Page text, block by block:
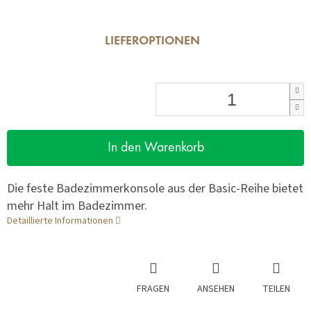
LIEFEROPTIONEN
In den Warenkorb
Die feste Badezimmerkonsole aus der Basic-Reihe bietet
mehr Halt im Badezimmer.
Detaillierte Informationen
FRAGEN ANSEHEN TEILEN